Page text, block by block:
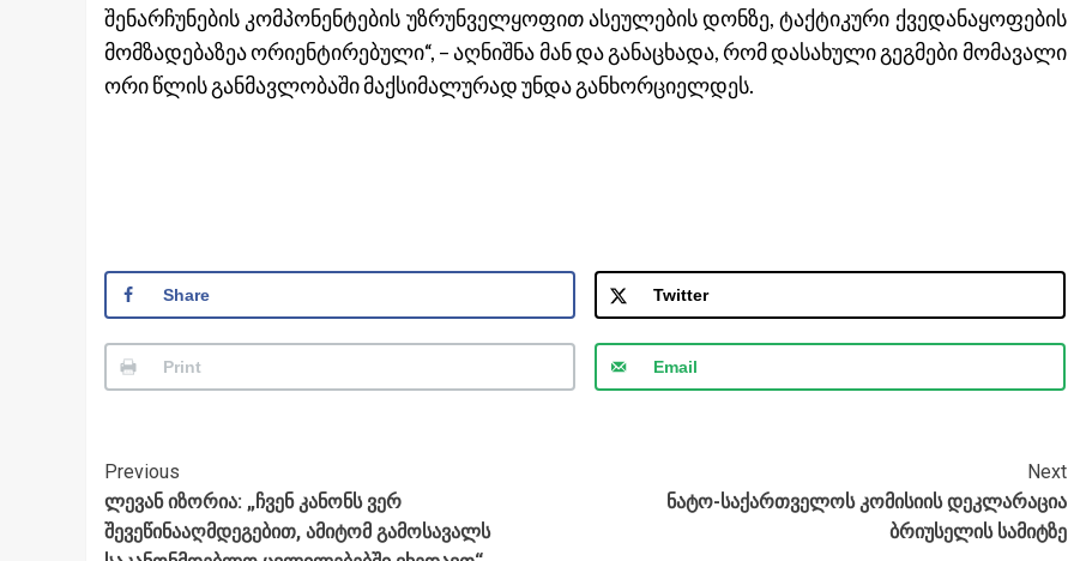
შენარჩუნების კომპონენტების უზრუნველყოფით ასეულების დონზე, ტაქტიკური ქვედანაყოფების
მომზადებაზეა ორიენტირებული“, – აღნიშნა მან და განაცხადა, რომ დასახული გეგმები მომავალი
ორი წლის განმავლობაში მაქსიმალურად უნდა განხორციელდეს.
Share Twitter
Print Email
Post
Navigation
Previous
ლევან იზორია: „ჩვენ კანონს ვერ
შევეწინააღმდეგებით, ამიტომ გამოსავალს
Next
ნატო-საქართველოს კომისიის დეკლარაცია
ბრიუსელის სამიტზე